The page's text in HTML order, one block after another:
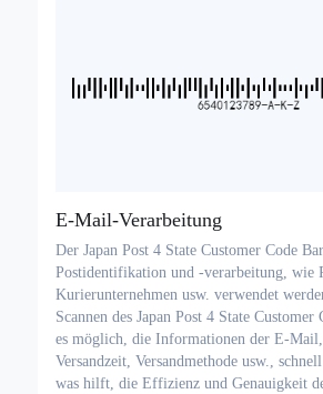
E-Mail-Verarbeitung
Der Japan Post 4 State Customer Code
Postidentifikation und -verarbeitung, wie
Kurierunternehmen usw. verwendet
Scannen des Japan Post 4 State Customer
es möglich, die Informationen der E-
Versandzeit, Versandmethode usw.,
was hilft, die Effizienz und Genauigkeit